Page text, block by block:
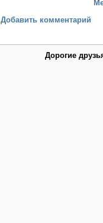
Добавить комментарий
Дорогие